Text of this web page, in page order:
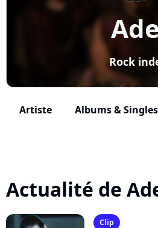
Ade
Rock
Artiste Albums & Singles
Actualité de
Clip